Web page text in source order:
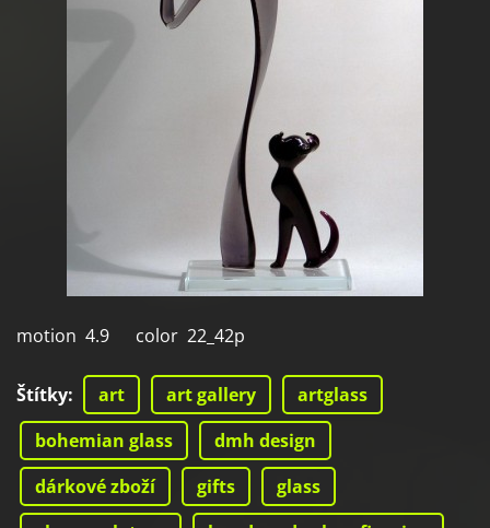
motion 4.9 color 22_42p
Štítky: art art gallery
artglass
bohemian glass
dmh design
dárkové zboží
gifts
glass